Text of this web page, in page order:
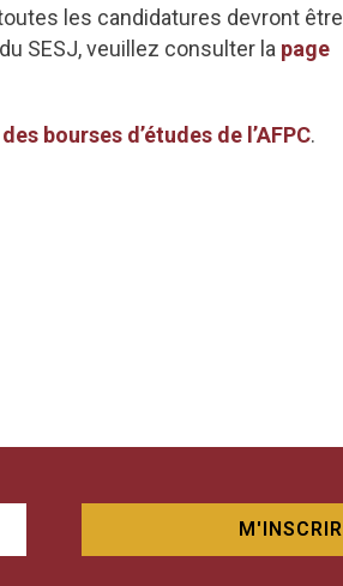
les candidatures devront être
SESJ, veuillez consulter la page
bourses d’études de l’AFPC.